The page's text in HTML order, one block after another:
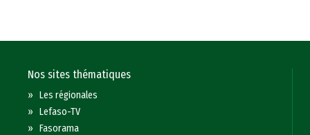
Nos sites thématiques
»Les régionales
»Lefaso-TV
»Fasorama